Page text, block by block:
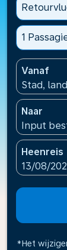
1
Vanaf
Stad,
Naar
Input
Heenreis
fc-
13/08/
*Het